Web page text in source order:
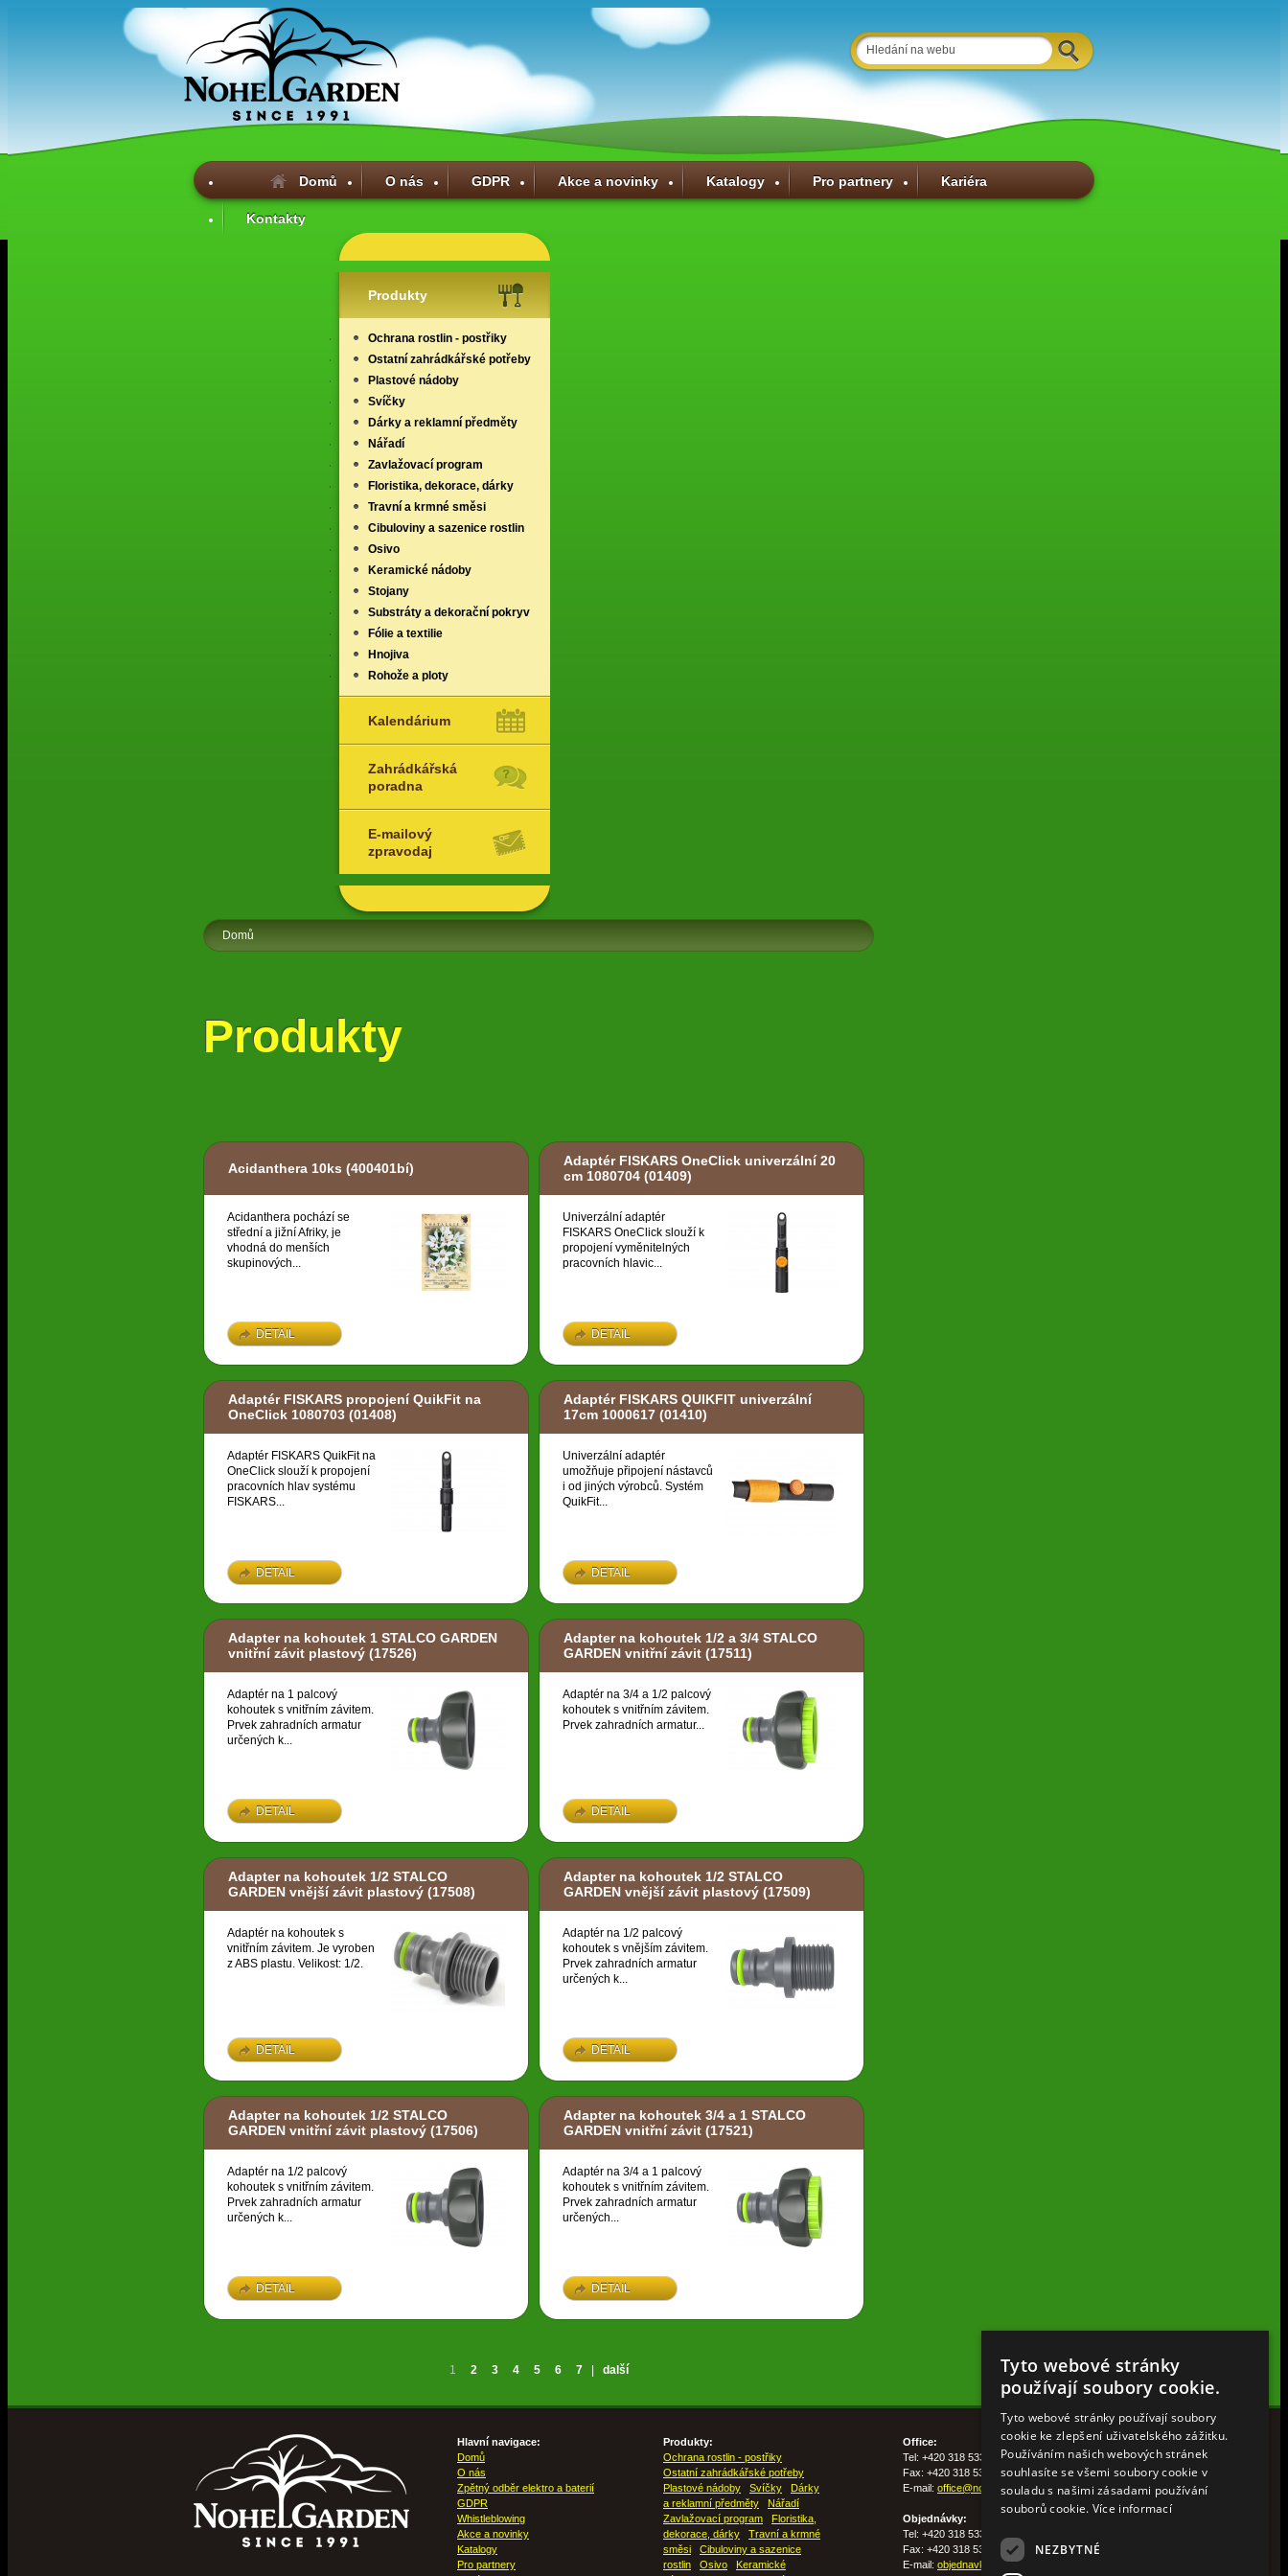
Domů O nás GDPR Akce a novinky Katalogy Pro partnery Kariéra
Kontakty
Produkty
Ochrana rostlin - postřiky
Ostatní zahrádkářské potřeby
Plastové nádoby
Svíčky
Dárky a reklamní předměty
Nářadí
Zavlažovací program
Floristika, dekorace, dárky
Travní a krmné směsi
Cibuloviny a sazenice rostlin
Osivo
Keramické nádoby
Stojany
Substráty a dekorační pokryv
Fólie a textilie
Hnojiva
Rohože a ploty
Kalendárium
Zahrádkářská
poradna
E-mailový
zpravodaj
Domů
Produkty
Acidanthera 10ks (400401bí)
Acidanthera pochází se
střední a jižní Afriky, je
vhodná do menších
skupinových...
DETAIL
Adaptér FISKARS OneClick univerzální 20
cm 1080704 (01409)
Univerzální adaptér
FISKARS OneClick slouží k
propojení vyměnitelných
pracovních hlavic...
DETAIL
Adaptér FISKARS propojení QuikFit na
OneClick 1080703 (01408)
Adaptér FISKARS QuikFit na
OneClick slouží k propojení
pracovních hlav systému
FISKARS...
DETAIL
Adaptér FISKARS QUIKFIT univerzální
17cm 1000617 (01410)
Univerzální adaptér
umožňuje připojení nástavců
i od jiných výrobců. Systém
QuikFit...
DETAIL
Adapter na kohoutek 1 STALCO GARDEN
vnitřní závit plastový (17526)
Adaptér na 1 palcový
kohoutek s vnitřním závitem.
Prvek zahradních armatur
určených k...
DETAIL
Adapter na kohoutek 1/2 a 3/4 STALCO
GARDEN vnitřní závit (17511)
Adaptér na 3/4 a 1/2 palcový
kohoutek s vnitřním závitem.
Prvek zahradních armatur...
DETAIL
Adapter na kohoutek 1/2 STALCO
GARDEN vnější závit plastový (17508)
Adaptér na kohoutek s
vnitřním závitem. Je vyroben
z ABS plastu. Velikost: 1/2.
DETAIL
Adapter na kohoutek 1/2 STALCO
GARDEN vnější závit plastový (17509)
Adaptér na 1/2 palcový
kohoutek s vnějším závitem.
Prvek zahradních armatur
určených k...
DETAIL
Adapter na kohoutek 1/2 STALCO
GARDEN vnitřní závit plastový (17506)
Adaptér na 1/2 palcový
kohoutek s vnitřním závitem.
Prvek zahradních armatur
určených k...
DETAIL
Adapter na kohoutek 3/4 a 1 STALCO
GARDEN vnitřní závit (17521)
Adaptér na 3/4 a 1 palcový
kohoutek s vnitřním závitem.
Prvek zahradních armatur
určených...
DETAIL
1 2 3 4 5 6 7 další
Hlavní navigace:
Domů
O nás
Zpětný odběr elektro a baterií
GDPR
Whistleblowing
Akce a novinky
Katalogy
Pro partnery
Produkty:
Ochrana rostlin - postřiky
Ostatní zahrádkářské potřeby
Plastové nádoby
Svíčky
Dárky
a reklamní předměty
Nářadí
Zavlažovací program
Floristika,
dekorace, dárky
Travní a krmné
směsi
Cibuloviny a sazenice
rostlin
Osivo
Keramické
Office:
Tel: +420 318 533 511
Fax: +420 318 533 513
E-mail: office@nohelgarden.cz
Objednávky:
Tel: +420 318 533 533
Fax: +420 318 533 538
E-mail: objednavky@nohelgarden.cz
Tyto webové stránky
používají soubory cookie.
Tyto webové stránky používají soubory
cookie ke zlepšení uživatelského zážitku.
Používáním našich webových stránek
souhlasíte se všemi soubory cookie v
souladu s našimi zásadami používání
souborů cookie. Více informací
NEZBYTNÉ